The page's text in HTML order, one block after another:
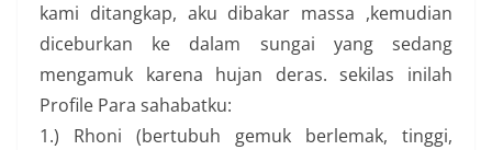
kami ditangkap, aku dibakar massa ,kemudian
diceburkan ke dalam sungai yang sedang
mengamuk karena hujan deras. sekilas inilah
Profile Para sahabatku:
1.) Rhoni (bertubuh gemuk berlemak, tinggi,